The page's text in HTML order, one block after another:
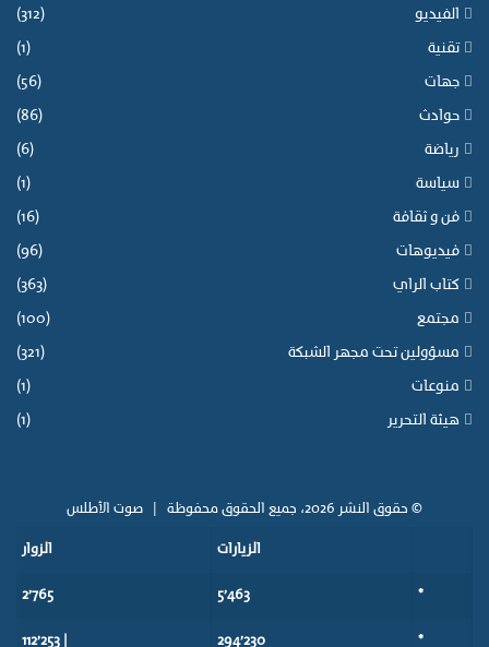
و
ا
ل
ن
و
ن
.
الفيديو (312)
تقنية (1)
جهات (56)
حوادث (86)
رياضة (6)
سياسة (1)
فن و ثقافة (16)
فيديوهات (96)
كتاب الراي (363)
مجتمع (100)
مسؤولين تحت مجهر الشبكة (321)
منوعات (1)
هيئة التحرير (1)
© حقوق النشر 2026، جميع الحقوق محفوظة | صوت الأطلس
الزيارات الزوار
* 5٬463 2٬765
* 294٬230